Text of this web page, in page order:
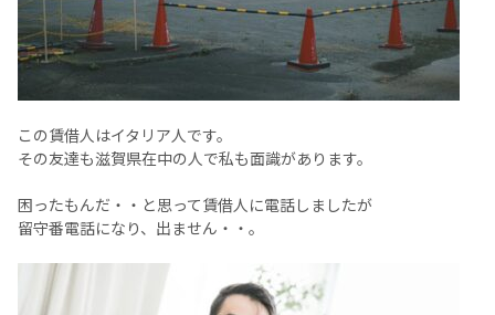
この賃借人はイタリア人です。
その友達も滋賀県在中の人で私も面識があります。
困ったもんだ・・と思って賃借人に電話しましたが
留守番電話になり、出ません・・。